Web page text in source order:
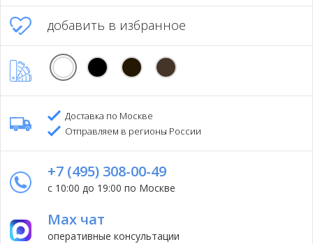
добавить в избранное
Доставка по Москве
Отправляем в регионы России
+7 (495) 308-00-49
с 10:00 до 19:00 по Москве
Max чат
оперативные консультации